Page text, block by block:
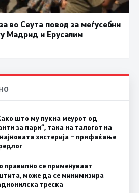
во Сеута повод за меѓусебни
Мадрид и Ерусалим
што му пукна меурот од
за пари“, така на талогот на
хистерија – прифаќање
правилно се применуваат
може да се минимизира
треска